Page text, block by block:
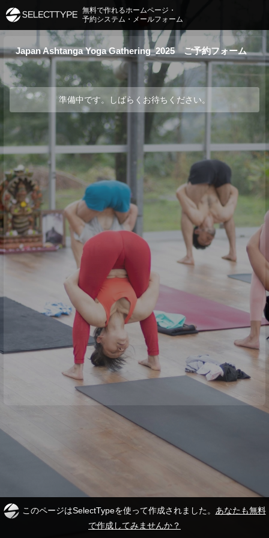
Japan Ashtanga Yoga Gathering_2025 ご予約フォーム
準備中です。しばらくお待ちください。
無料で作れるホームページ・
予約システム・メールフォーム
このページはSelectTypeを使って作成されました。 あなたも無料
で作成してみませんか？